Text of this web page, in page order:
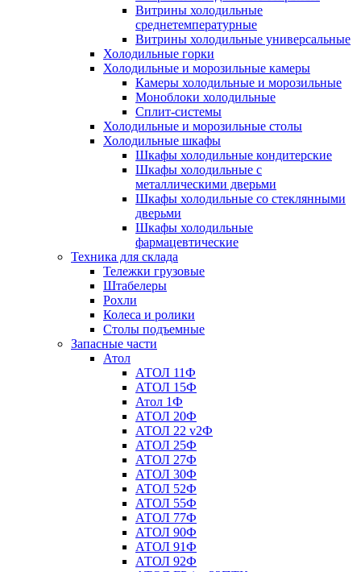
Витрины холодильные
среднетемпературные
Витрины холодильные универсальные
Холодильные горки
Холодильные и морозильные камеры
Камеры холодильные и морозильные
Моноблоки холодильные
Сплит-системы
Холодильные и морозильные столы
Холодильные шкафы
Шкафы холодильные кондитерские
Шкафы холодильные с
металлическими дверьми
Шкафы холодильные со стеклянными
дверьми
Шкафы холодильные
фармацевтические
Техника для склада
Тележки грузовые
Штабелеры
Рохли
Колеса и ролики
Столы подъемные
Запасные части
Атол
АТОЛ 11Ф
АТОЛ 15Ф
Атол 1Ф
АТОЛ 20Ф
АТОЛ 22 v2Ф
АТОЛ 25Ф
АТОЛ 27Ф
АТОЛ 30Ф
АТОЛ 52Ф
АТОЛ 55Ф
АТОЛ 77Ф
АТОЛ 90Ф
АТОЛ 91Ф
АТОЛ 92Ф